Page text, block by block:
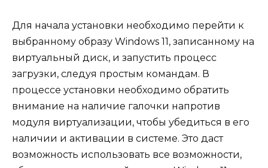
Для начала установки необходимо перейти к
выбранному образу Windows 11, записанному на
виртуальный диск, и запустить процесс
загрузки, следуя простым командам. В
процессе установки необходимо обратить
внимание на наличие галочки напротив
модуля виртуализации, чтобы убедиться в его
наличии и активации в системе. Это даст
возможность использовать все возможности,